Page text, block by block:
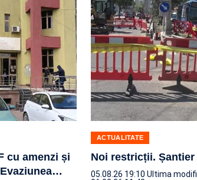
cu amenzi și
…
ACTUALITATE
Noi restricții.
05.08.26 19:10 Ultima